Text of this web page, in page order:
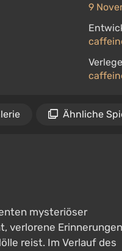
9
Ähnliche
mysteriöser
verlorene Erinnerungen
reist. Im Verlauf des